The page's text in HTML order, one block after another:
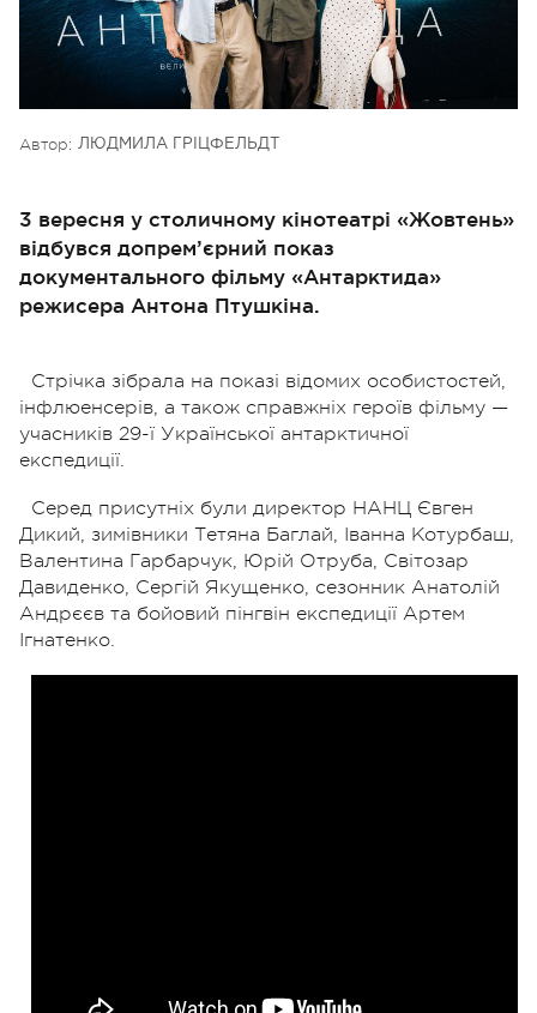
Автор: ЛЮДМИЛА ГРІЦФЕЛЬДТ
3 вересня у столичному кінотеатрі «Жовтень»
відбувся допрем’єрний показ
документального фільму «Антарктида»
режисера Антона Птушкіна.
Стрічка зібрала на показі відомих особистостей,
інфлюенсерів, а також справжніх героїв фільму —
учасників 29-ї Української антарктичної
експедиції.
Серед присутніх були директор НАНЦ Євген
Дикий, зимівники Тетяна Баглай, Іванна Котурбаш,
Валентина Гарбарчук, Юрій Отруба, Світозар
Давиденко, Сергій Якущенко, сезонник Анатолій
Андрєєв та бойовий пінгвін експедиції Артем
Ігнатенко.